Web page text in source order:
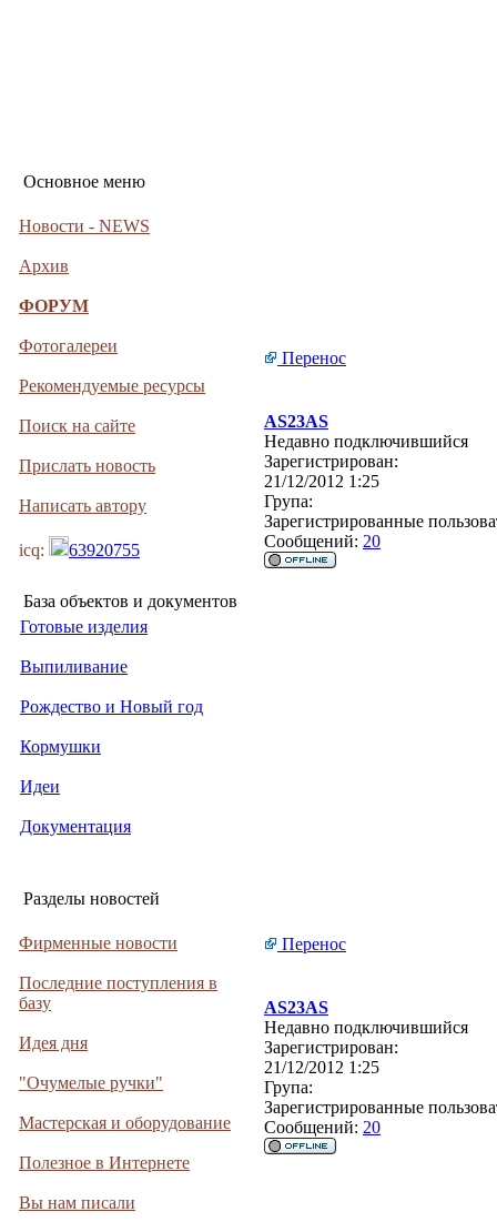
Основное меню
Новости - NEWS
Архив
ФОРУМ
Фотогалереи
Рекомендуемые ресурсы
Поиск на сайте
Прислать новость
Написать автору
icq: 63920755
База объектов и документов
Готовые изделия
Выпиливание
Рождество и Новый год
Кормушки
Идеи
Документация
Разделы новостей
Фирменные новости
Последние поступления в
базу
Идея дня
"Очумелые ручки"
Мастерская и оборудование
Полезное в Интернете
Вы нам писали
Перенос
AS23AS
Недавно подключившийся
Зарегистрирован:
21/12/2012 1:25
Група:
Зарегистрированные
Сообщений: 20
Перенос
AS23AS
Недавно подключившийся
Зарегистрирован:
21/12/2012 1:25
Група:
Зарегистрированные
Сообщений: 20